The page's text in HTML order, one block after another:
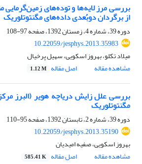
بررسی مرز لایه‌‌‌ها و توده‌‌های زمین‌گرمایی
از برگردان دوبُعدی داده‌های مگنتوتلوریک
دوره 39، شماره 4، زمستان 1392، صفحه
97-108
10.22059/jesphys.2013.35983
میلاد تکلو، بهروز اسکویی، سهیل پرخیال
مشاهده مقاله
اصل مقاله 1.12 M
بررسی علل زایش دریاچه هویر (البرز
مگنتوتلوریک
دوره 39، شماره 2، تابستان 1392، صفحه
95-110
10.22059/jesphys.2013.35190
بهروز اسکویی، صفیه امیدیان
مشاهده مقاله
اصل مقاله 585.41 K